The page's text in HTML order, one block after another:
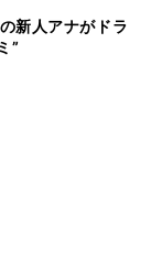
新人アナがドラ
”